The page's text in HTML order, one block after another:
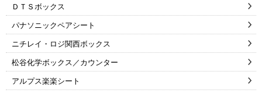
ＤＴＳボックス
パナソニックペアシート
ニチレイ・ロジ関西ボックス
松谷化学ボックス／カウンター
アルプス楽楽シート